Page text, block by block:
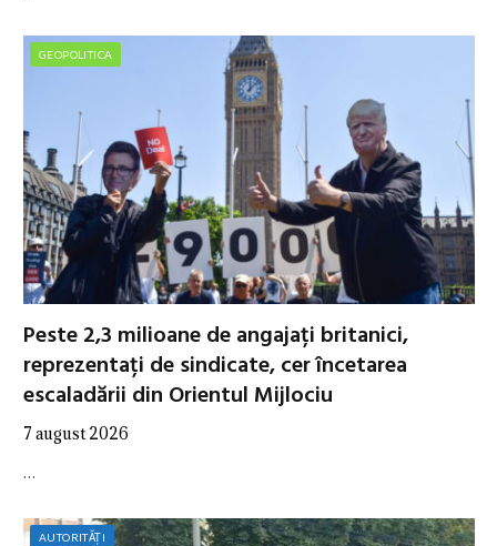
GEOPOLITICA
Peste 2,3 milioane de angajați britanici,
reprezentați de sindicate, cer încetarea
escaladării din Orientul Mijlociu
7 august 2026
…
AUTORITĂȚI